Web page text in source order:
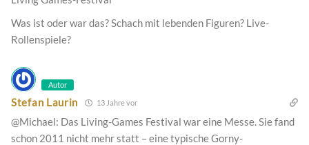
Was ist oder war das? Schach mit lebenden Figuren? Live-
Rollenspiele?
Autor
Stefan Laurin 13 Jahre vor
@Michael: Das Living-Games Festival war eine Messe. Sie fand
schon 2011 nicht mehr statt – eine typische Gorny-